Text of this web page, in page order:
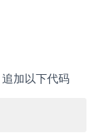
追加以下代码